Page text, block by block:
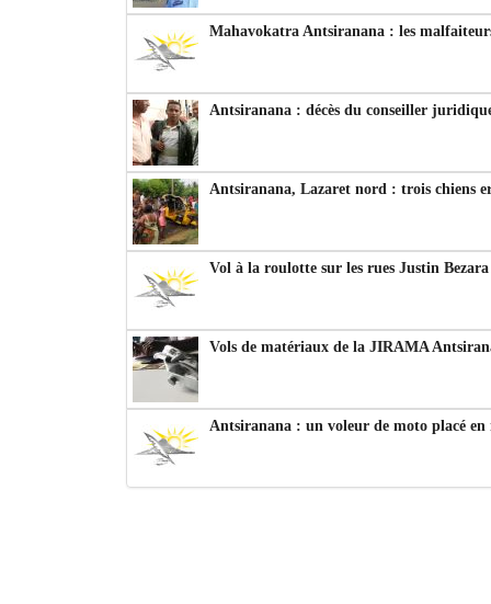
Mahavokatra Antsiranana : les
Antsiranana : décès du conseiller
Antsiranana, Lazaret nord : trois chiens
Vol à la roulotte sur les rues Justin
Vols de matériaux de la JIRAMA
Antsiranana : un voleur de moto placé en